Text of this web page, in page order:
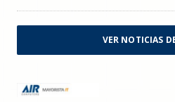
VER NOTICIAS